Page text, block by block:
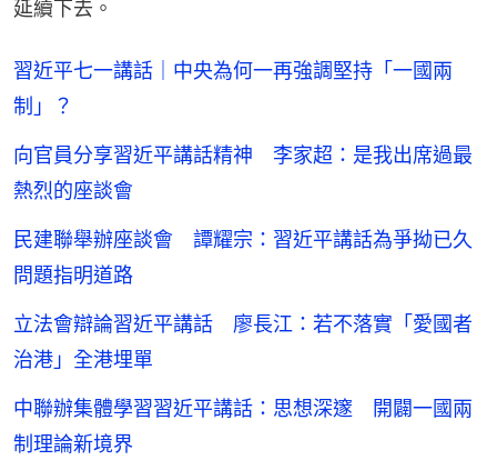
延續下去。
習近平七一講話｜中央為何一再強調堅持「一國兩
制」？
向官員分享習近平講話精神 李家超：是我出席過最
熱烈的座談會
民建聯舉辦座談會 譚耀宗：習近平講話為爭拗已久
問題指明道路
立法會辯論習近平講話 廖長江：若不落實「愛國者
治港」全港埋單
中聯辦集體學習習近平講話：思想深邃 開闢一國兩
制理論新境界